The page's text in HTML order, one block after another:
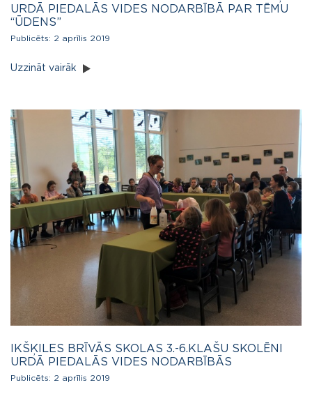
URDĀ PIEDALĀS VIDES NODARBĪBĀ PAR TĒMU
“ŪDENS”
Publicēts: 2 aprīlis 2019
Uzzināt vairāk
IKŠĶILES BRĪVĀS SKOLAS 3.-6.KLAŠU SKOLĒNI
URDĀ PIEDALĀS VIDES NODARBĪBĀS
Publicēts: 2 aprīlis 2019